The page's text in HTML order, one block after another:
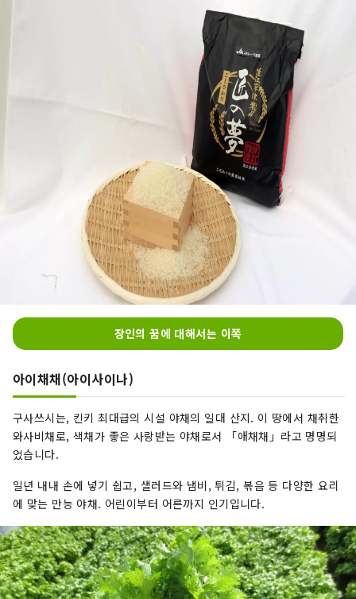
장인의 꿈에 대해서는 이쪽
아이채채(아이사이나)
구사쓰시는, 킨키 최대급의 시설 야채의 일대 산지. 이 땅에서 채취한
와사비채로, 색채가 좋은 사랑받는 야채로서 「애채채」라고 명명되
었습니다.
일년 내내 손에 넣기 쉽고, 샐러드와 냄비, 튀김, 볶음 등 다양한 요리
에 맞는 만능 야채. 어린이부터 어른까지 인기입니다.